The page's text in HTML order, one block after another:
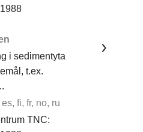
i sedimentyta
t.ex.
fi, fr, no, ru
TNC: